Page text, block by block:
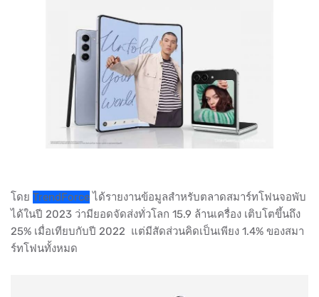
โดย TrendForceได้รายงานข้อมูลสำหรับตลาดสมาร์ทโฟนจอพับ
ได้ในปี 2023 ว่ามียอดจัดส่งทั่วโลก 15.9 ล้านเครื่อง เติบโตขึ้นถึง
25% เมื่อเทียบกับปี 2022 แต่มีสัดส่วนคิดเป็นเพียง 1.4% ของสมา
ร์ทโฟนทั้งหมด